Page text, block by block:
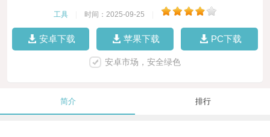
工具 时间：2025-09-25
安卓下载 苹果下载 PC下载
安卓市场，安全绿色
简介 排行